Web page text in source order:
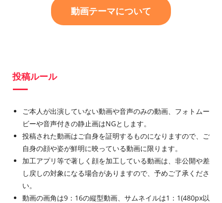
動画テーマについて
投稿ルール
ご本人が出演していない動画や音声のみの動画、フォトムー
ビーや音声付きの静止画はNGとします。
投稿された動画はご自身を証明するものになりますので、ご
自身の顔や姿が鮮明に映っている動画に限ります。
加工アプリ等で著しく顔を加工している動画は、非公開や差
し戻しの対象になる場合がありますので、予めご了承くださ
い。
動画の画角は9：16の縦型動画、サムネイルは1：1(480px以